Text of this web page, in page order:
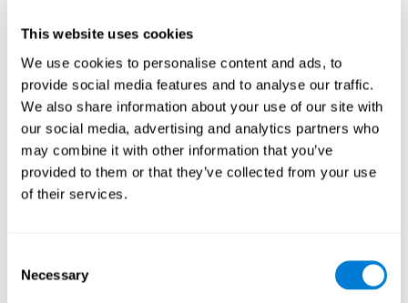
This website uses cookies
We use cookies to personalise content and ads, to
provide social media features and to analyse our traffic.
We also share information about your use of our site with
our social media, advertising and analytics partners who
may combine it with other information that you’ve
provided to them or that they’ve collected from your use
of their services.
Selection
Necessary
الموسيقية" مهاراتي المعرفية؟
باللعب باستمرار والتدريب بألعاب مثل الأزواج الموسيقية لكوجنيقيت
ننشّط نمط تنشيط عصبي يساعد في تنظيم الدوائر العصبية واستعادة
الوظائف المعرفية الضعيفة.
إنّ تنبيه المهارات باستمرار يساعد في إنشاء مشبك عصبي جديد وإعادة
تنظيم الدوائر العصبية وتحسّن الوظائف المعرفية. هدف الأزواج
الموسيقية هو تنبيه القدرات المتعلّقة بالاعتراف والذاكرة الصوتية قصيرة